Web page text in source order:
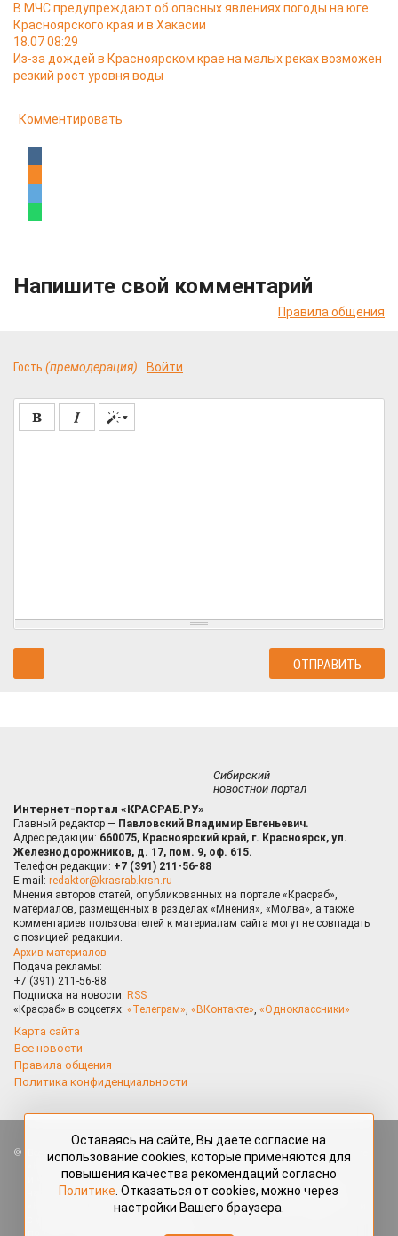
В МЧС предупреждают об опасных явлениях погоды на юге
Красноярского края и в Хакасии
18.07 08:29
Из-за дождей в Красноярском крае на малых реках возможен
резкий рост уровня воды
Комментировать
Напишите свой комментарий
Правила общения
Гость (премодерация) Войти
Сибирский
новостной портал
Интернет-портал «КРАСРАБ.РУ»
Главный редактор — Павловский Владимир Евгеньевич.
Адрес редакции: 660075, Красноярский край, г. Красноярск, ул.
Железнодорожников, д. 17, пом. 9, оф. 615.
Телефон редакции: +7 (391) 211-56-88
E-mail: redaktor@krasrab.krsn.ru
Мнения авторов статей, опубликованных на портале «Красраб»,
материалов, размещённых в разделах «Мнения», «Молва», а также
комментариев пользователей к материалам сайта могут не совпадать
с позицией редакции.
Архив материалов
Подача рекламы:
+7 (391) 211-56-88
Подписка на новости: RSS
«Красраб» в соцсетях: «Телеграм», «ВКонтакте», «Одноклассники»
Карта сайта
Все новости
Правила общения
Политика конфиденциальности
Все права защищены. Любые материалы, размещённые на портале
«Красраб.ру» сотрудниками редакции, нештатными авторами
и читателями, являются объектами авторского права. Полное или
частичное использование материалов, размещённых на портале
«Красраб.ру», допускается только с письменного согласия редакции
redaktor@krasrab.krsn.ru.
Оставаясь на сайте, Вы даете согласие на
использование cookies, которые применяются для
повышения качества рекомендаций согласно
Политике . Отказаться от cookies, можно через
настройки Вашего браузера.